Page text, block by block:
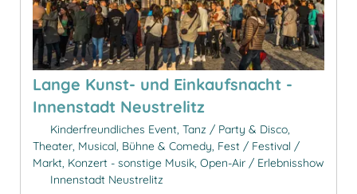
Lange Kunst- und Einkaufsnacht -
Innenstadt Neustrelitz
Kinderfreundliches Event, Tanz / Party & Disco,
Theater, Musical, Bühne & Comedy, Fest / Festival /
Markt, Konzert - sonstige Musik, Open-Air / Erlebnisshow
Innenstadt Neustrelitz